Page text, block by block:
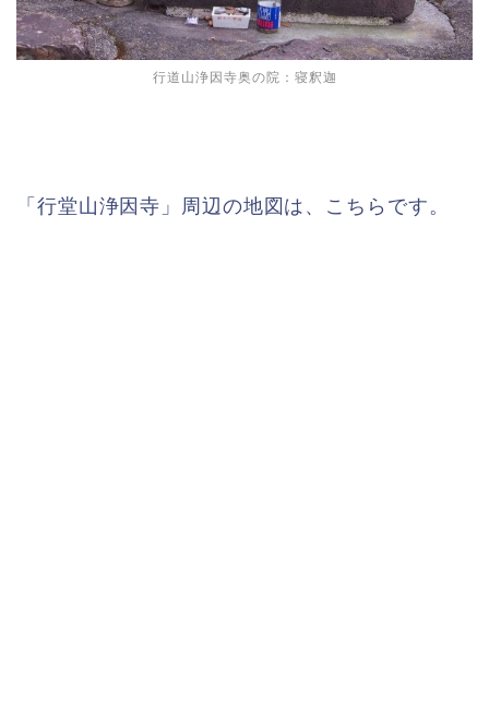
行道山浄因寺奥の院：寝釈迦
「行堂山浄因寺」周辺の地図は、こちらです。